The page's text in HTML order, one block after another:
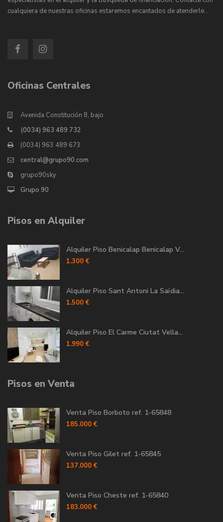
cualquiera de nuestras oficinas estaremos encantados de atenderle…
Oficinas Centrales
Avenida Constitución 8, bajo
(0034) 963 489 732
(0034) 963 489 673
central@grupo90.com
grupo90sky
Grupo 90
Pisos en Alquiler
Alquiler Piso Benicalap Benicalap V...
1.300 €
Alquiler Piso Sant Antoni La Saïdia...
1.500 €
Alquiler Piso El Carme Ciutat Vella...
1.990 €
Pisos en Venta
Venta Piso Borboto ref. 1-65848
185.000 €
Venta Piso Gilet ref. 1-65845
137.000 €
Venta Piso Cheste ref. 1-65840
183.000 €